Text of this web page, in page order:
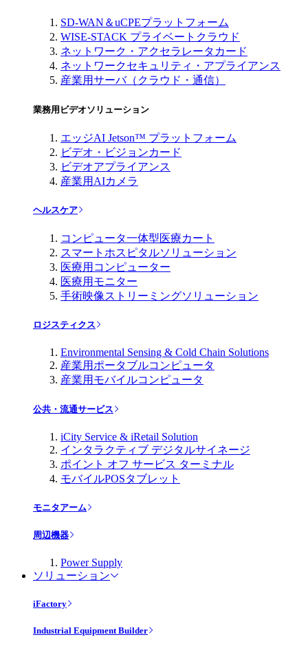
SD-WAN＆uCPEプラットフォーム
WISE-STACK プライベートクラウド
ネットワーク・アクセラレータカード
ネットワークセキュリティ・アプライアンス
産業用サーバ（クラウド・通信）
業務用ビデオソリューション
エッジAI Jetson™ プラットフォーム
ビデオ・ビジョンカード
ビデオアプライアンス
産業用AIカメラ
ヘルスケア
コンピュータ一体型医療カート
スマートホスピタルソリューション
医療用コンピューター
医療用モニター
手術映像ストリーミングソリューション
ロジスティクス
Environmental Sensing & Cold Chain Solutions
産業用ポータブルコンピュータ
産業用モバイルコンピュータ
公共・流通サービス
iCity Service & iRetail Solution
インタラクティブ デジタルサイネージ
ポイント オフ サービス ターミナル
モバイルPOSタブレット
モニタアーム
周辺機器
Power Supply
ソリューション
iFactory
Industrial Equipment Builder